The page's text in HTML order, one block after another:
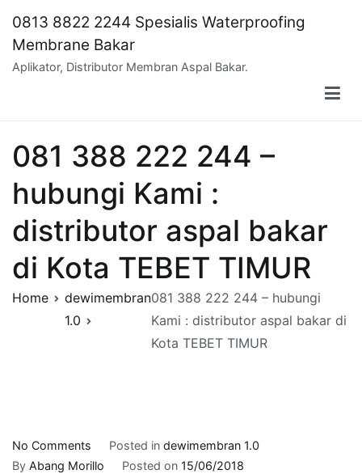
content
0813 8822 2244 Spesialis Waterproofing
Membrane Bakar
Aplikator, Distributor Membran Aspal Bakar.
081 388 222 244 –
hubungi Kami :
distributor aspal bakar
di Kota TEBET TIMUR
Home
dewimembran
1.0
081 388 222 244 – hubungi
Kami : distributor aspal bakar di
Kota TEBET TIMUR
No Comments
081
Posted in dewimembran 1.0
By Abang Morillo Posted on 15/06/2018